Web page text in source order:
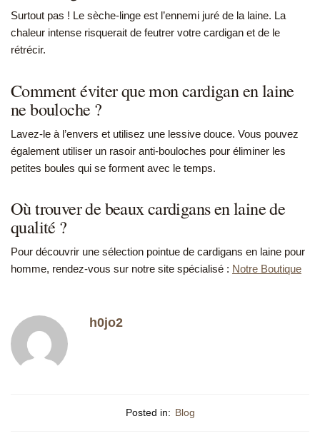
Surtout pas ! Le sèche-linge est l’ennemi juré de la laine. La
chaleur intense risquerait de feutrer votre cardigan et de le
rétrécir.
Comment éviter que mon cardigan en laine
ne bouloche ?
Lavez-le à l’envers et utilisez une lessive douce. Vous pouvez
également utiliser un rasoir anti-bouloches pour éliminer les
petites boules qui se forment avec le temps.
Où trouver de beaux cardigans en laine de
qualité ?
Pour découvrir une sélection pointue de cardigans en laine pour
homme, rendez-vous sur notre site spécialisé : Notre Boutique
h0jo2
Posted in: Blog